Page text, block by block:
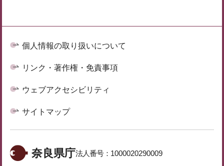
個人情報の取り扱いについて
リンク・著作権・免責事項
ウェブアクセシビリティ
サイトマップ
奈良県庁法人番号： 1000020290009